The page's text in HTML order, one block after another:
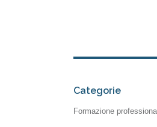
Categorie
Formazione